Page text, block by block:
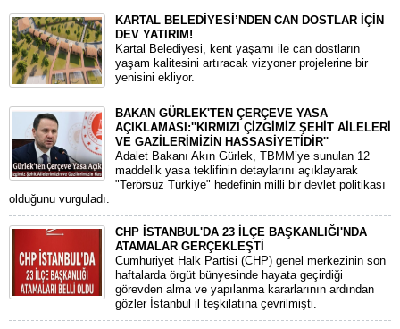
KARTAL BELEDİYESİ’NDEN CAN DOSTLAR İÇİN
DEV YATIRIM!
Kartal Belediyesi, kent yaşamı ile can dostların
yaşam kalitesini artıracak vizyoner projelerine bir
yenisini ekliyor.
BAKAN GÜRLEK'TEN ÇERÇEVE YASA
AÇIKLAMASI:''KIRMIZI ÇİZGİMİZ ŞEHİT AİLELERİ
VE GAZİLERİMİZİN HASSASİYETİDİR''
Adalet Bakanı Akın Gürlek, TBMM’ye sunulan 12
maddelik yasa teklifinin detaylarını açıklayarak
"Terörsüz Türkiye" hedefinin milli bir devlet politikası
olduğunu vurguladı.
CHP İSTANBUL'DA 23 İLÇE BAŞKANLIĞI'NDA
ATAMALAR GERÇEKLEŞTİ
​Cumhuriyet Halk Partisi (CHP) genel merkezinin son
haftalarda örgüt bünyesinde hayata geçirdiği
görevden alma ve yapılanma kararlarının ardından
gözler İstanbul il teşkilatına çevrilmişti.